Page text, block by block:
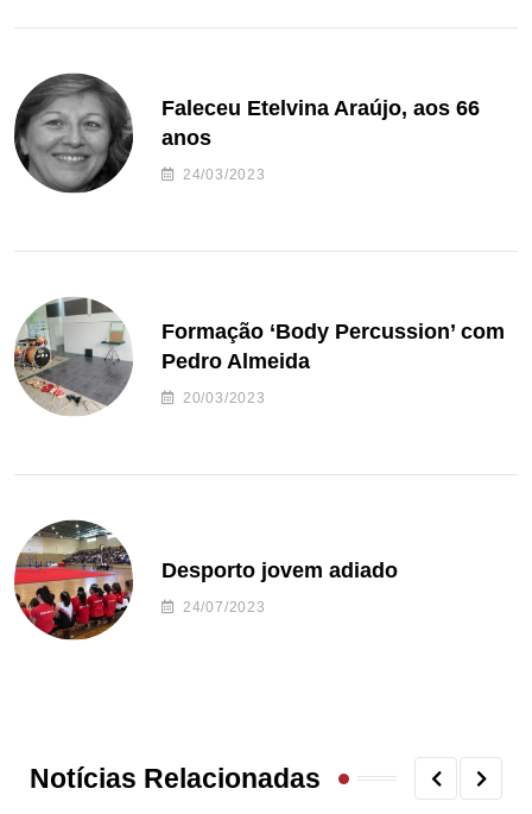
Faleceu Etelvina Araújo, aos 66
anos
24/03/2023
Formação ‘Body Percussion’ com
Pedro Almeida
20/03/2023
Desporto jovem adiado
24/07/2023
Notícias Relacionadas